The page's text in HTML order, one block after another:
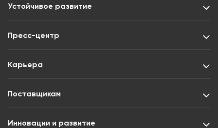
Устойчивое развитие
Пресс-центр
Карьера
Поставщикам
Инновации и развитие